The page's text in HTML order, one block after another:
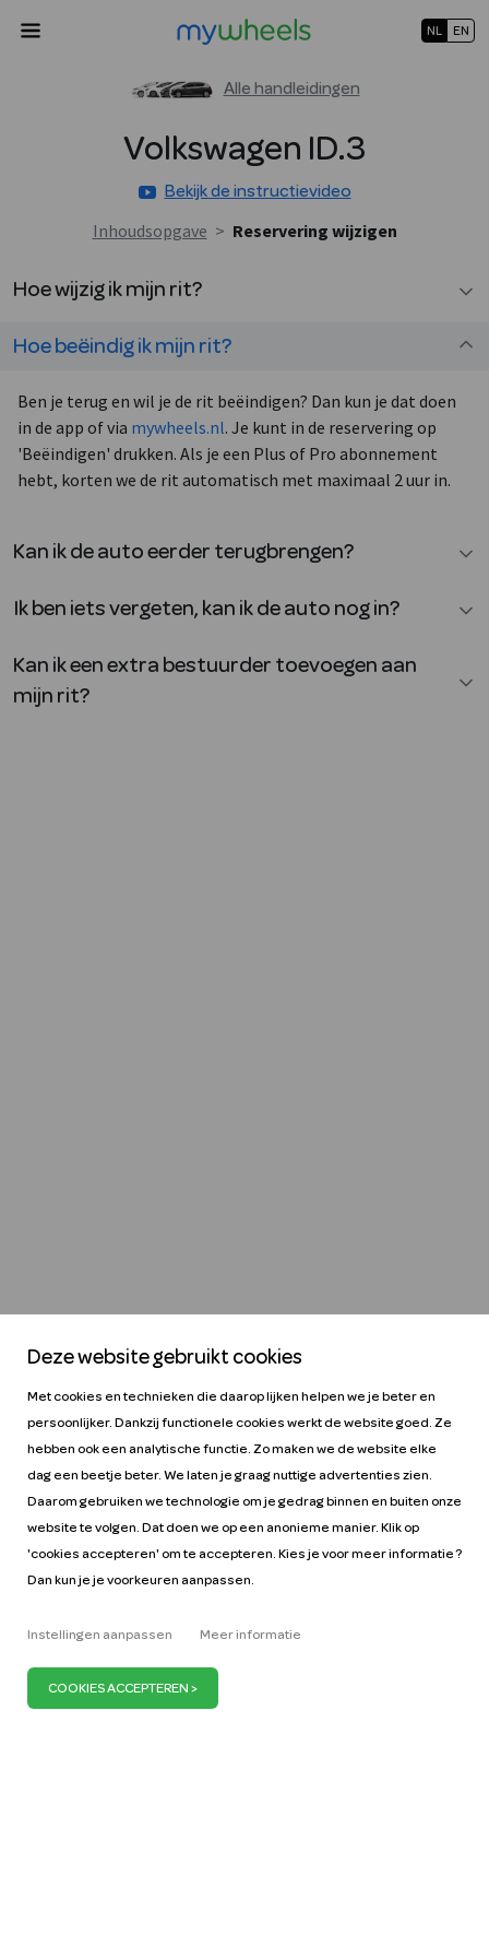
NL EN
Alle handleidingen
Volkswagen ID.3
Bekijk de instructievideo
Inhoudsopgave > Reservering wijzigen
Hoe wijzig ik mijn rit?
Hoe beëindig ik mijn rit?
Ben je terug en wil je de rit beëindigen? Dan kun je dat doen
in de app of via mywheels.nl. Je kunt in de reservering op
'Beëindigen' drukken. Als je een Plus of Pro abonnement
hebt, korten we de rit automatisch met maximaal 2 uur in.
Kan ik de auto eerder terugbrengen?
Ik ben iets vergeten, kan ik de auto nog in?
Kan ik een extra bestuurder toevoegen aan
mijn rit?
Autohandleidingen
Onze missie
Deze website gebruikt cookies
Met cookies en technieken die daarop lijken helpen we je beter en
persoonlijker. Dankzij functionele cookies werkt de website goed. Ze
hebben ook een analytische functie. Zo maken we de website elke
dag een beetje beter. We laten je graag nuttige advertenties zien.
Daarom gebruiken we technologie om je gedrag binnen en buiten onze
website te volgen. Dat doen we op een anonieme manier. Klik op
'cookies accepteren' om te accepteren. Kies je voor meer informatie ?
Dan kun je je voorkeuren aanpassen.
Instellingen aanpassen Meer informatie